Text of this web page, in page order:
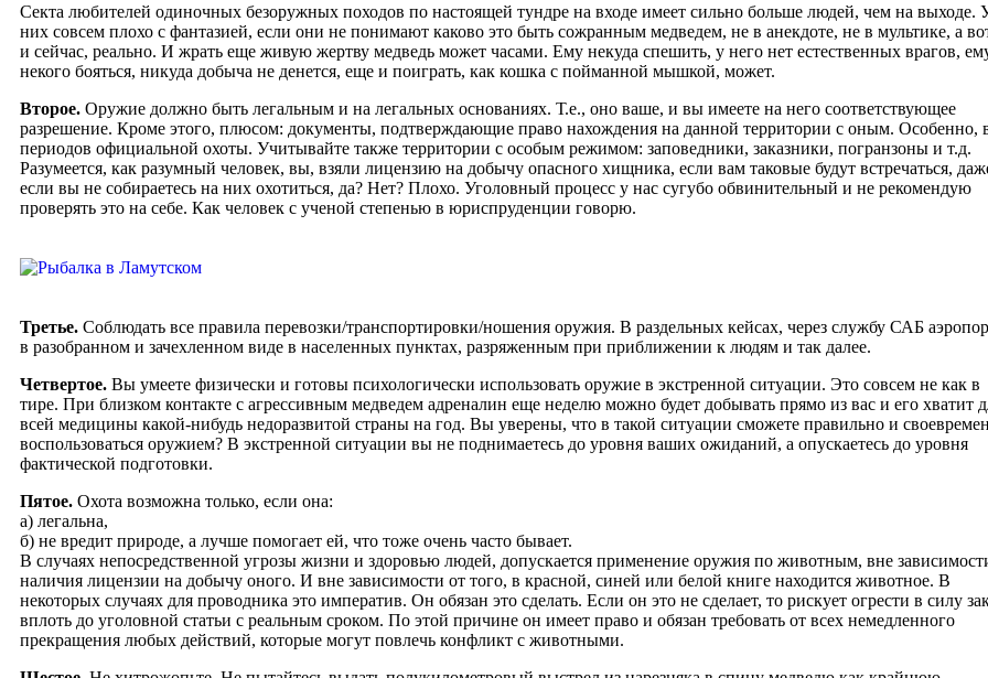
Секта любителей одиночных безоружных походов по настоящей тундре на входе имеет сильно больше людей, чем на выходе.
них совсем плохо с фантазией, если они не понимают каково это быть сожранным медведем, не в анекдоте, не в мультике, а
и сейчас, реально. И жрать еще живую жертву медведь может часами. Ему некуда спешить, у него нет естественных врагов,
некого бояться, никуда добыча не денется, еще и поиграть, как кошка с пойманной мышкой, может.
Второе. Оружие должно быть легальным и на легальных основаниях. Т.е., оно ваше, и вы имеете на него соответствующее
разрешение. Кроме этого, плюсом: документы, подтверждающие право нахождения на данной территории с оным. Особенно,
периодов официальной охоты. Учитывайте также территории с особым режимом: заповедники, заказники, погранзоны и т.д.
Разумеется, как разумный человек, вы, взяли лицензию на добычу опасного хищника, если вам таковые будут встречаться,
если вы не собираетесь на них охотиться, да? Нет? Плохо. Уголовный процесс у нас сугубо обвинительный и не рекомендую
проверять это на себе. Как человек с ученой степенью в юриспруденции говорю.
Третье. Соблюдать все правила перевозки/транспортировки/ношения оружия. В раздельных кейсах, через службу САБ
в разобранном и зачехленном виде в населенных пунктах, разряженным при приближении к людям и так далее.
Четвертое. Вы умеете физически и готовы психологически использовать оружие в экстренной ситуации. Это совсем не как в
тире. При близком контакте с агрессивным медведем адреналин еще неделю можно будет добывать прямо из вас и его хватит
всей медицины какой-нибудь недоразвитой страны на год. Вы уверены, что в такой ситуации сможете правильно и
воспользоваться оружием? В экстренной ситуации вы не поднимаетесь до уровня ваших ожиданий, а опускаетесь до уровня
фактической подготовки.
Пятое. Охота возможна только, если она:
а) легальна,
б) не вредит природе, а лучше помогает ей, что тоже очень часто бывает.
В случаях непосредственной угрозы жизни и здоровью людей, допускается применение оружия по животным, вне
наличия лицензии на добычу оного. И вне зависимости от того, в красной, синей или белой книге находится животное. В
некоторых случаях для проводника это императив. Он обязан это сделать. Если он это не сделает, то рискует огрести в силу
вплоть до уголовной статьи с реальным сроком. По этой причине он имеет право и обязан требовать от всех немедленного
прекращения любых действий, которые могут повлечь конфликт с животными.